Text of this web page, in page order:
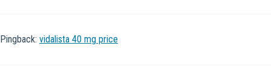
Pingback: vidalista 40 mg price